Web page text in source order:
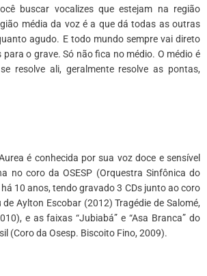
buscar vocalizes que estejam na região
média da voz é a que dá todas as outras
agudo. E todo mundo sempre vai direto
o grave. Só não fica no médio. O médio é
resolve ali, geralmente resolve as pontas,
é conhecida por sua voz doce e sensível
no coro da OSESP (Orquestra Sinfônica do
10 anos, tendo gravado 3 CDs junto ao coro
de Aylton Escobar (2012)Tragédie de Salomé,
e as faixas “Jubiabá” e “Asa Branca” do
(Coro da Osesp. Biscoito Fino, 2009).